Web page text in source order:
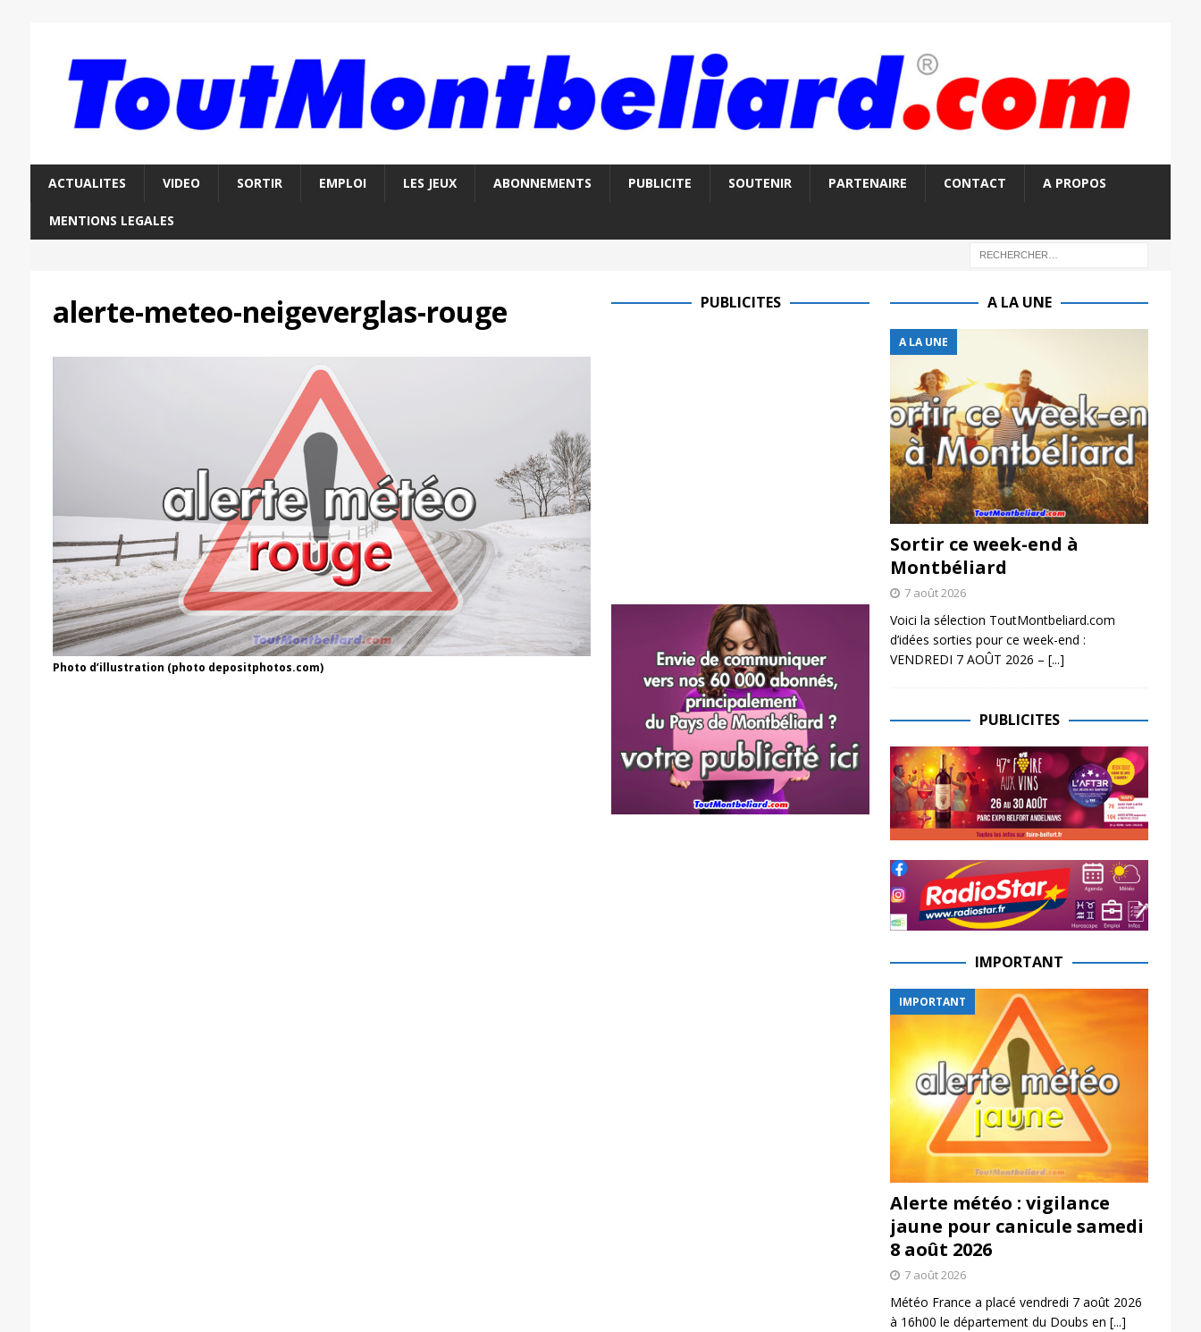
ACTUALITES VIDEO SORTIR EMPLOI LES JEUX ABONNEMENTS PUBLICITE SOUTENIR PARTENAIRE CONTACT A PROPOS
MENTIONS LEGALES
alerte-meteo-neigeverglas-rouge
Photo d’illustration (photo depositphotos.com)
PUBLICITES A LA UNE
A LA UNE
Sortir ce week-end à
Montbéliard
7 août 2026
Voici la sélection ToutMontbeliard.com
d’idées sorties pour ce week-end :
VENDREDI 7 AOÛT 2026 – [...]
PUBLICITES
IMPORTANT
IMPORTANT
Alerte météo : vigilance
jaune pour canicule samedi
8 août 2026
7 août 2026
Météo France a placé vendredi 7 août 2026
à 16h00 le département du Doubs en [...]